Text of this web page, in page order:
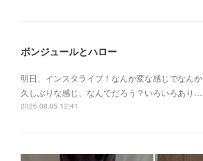
ボンジュールとハロー
明日、インスタライブ！なんか変な感じでなんか
久しぶりな感じ、なんでだろう？いろいろあり…
2026.08.05 12:41